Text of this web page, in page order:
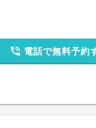
phone_in_talk 電話で無料予約